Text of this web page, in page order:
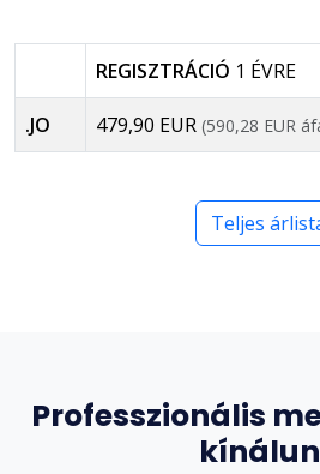
REGISZTRÁCIÓ 1 ÉVRE
.JO 479,90 EUR (590,28 EUR
Teljes
Professzionális